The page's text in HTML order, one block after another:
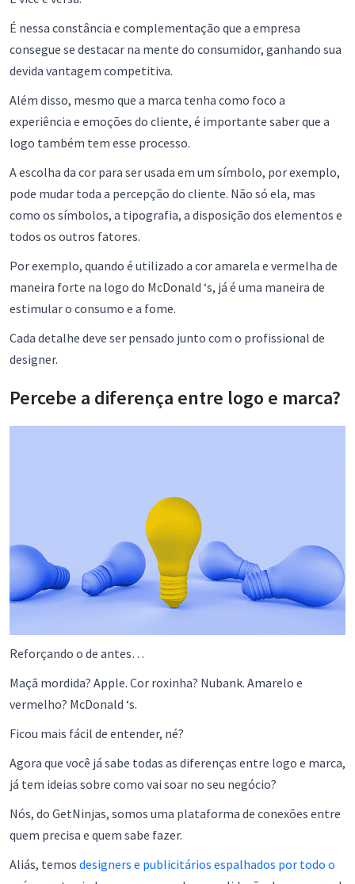
É nessa constância e complementação que a empresa
consegue se destacar na mente do consumidor, ganhando sua
devida vantagem competitiva.
Além disso, mesmo que a marca tenha como foco a
experiência e emoções do cliente, é importante saber que a
logo também tem esse processo.
A escolha da cor para ser usada em um símbolo, por exemplo,
pode mudar toda a percepção do cliente. Não só ela, mas
como os símbolos, a tipografia, a disposição dos elementos e
todos os outros fatores.
Por exemplo, quando é utilizado a cor amarela e vermelha de
maneira forte na logo do McDonald ‘s, já é uma maneira de
estimular o consumo e a fome.
Cada detalhe deve ser pensado junto com o profissional de
designer.
Percebe a diferença entre logo e marca?
Reforçando o de antes…
Maçã mordida? Apple. Cor roxinha? Nubank. Amarelo e
vermelho? McDonald ‘s.
Ficou mais fácil de entender, né?
Agora que você já sabe todas as diferenças entre logo e marca,
já tem ideias sobre como vai soar no seu negócio?
Nós, do GetNinjas, somos uma plataforma de conexões entre
quem precisa e quem sabe fazer.
Aliás, temos designers e publicitários espalhados por todo o